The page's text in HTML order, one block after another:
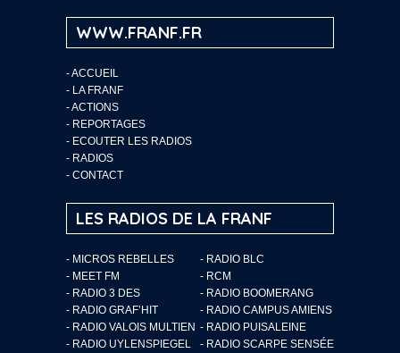
WWW.FRANF.FR
-ACCUEIL
- LA FRANF
-ACTIONS
- REPORTAGES
- ECOUTER LES RADIOS
- RADIOS
- CONTACT
LES RADIOS DE LA FRANF
- MICROS REBELLES
- RADIO BLC
- MEET FM
- RCM
- RADIO 3 DES
- RADIO BOOMERANG
- RADIO GRAF’HIT
- RADIO CAMPUS AMIENS
- RADIO VALOIS MULTIEN - RADIO PUISALEINE
- RADIO UYLENSPIEGEL
- RADIO SCARPE SENSÉE